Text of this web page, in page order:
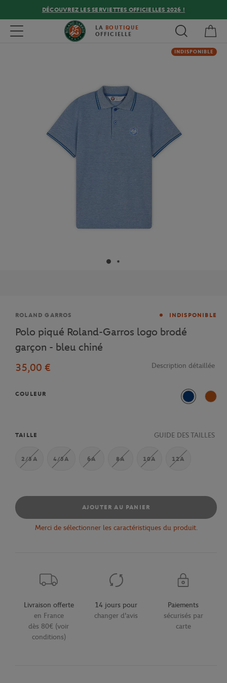
DÉCOUVREZ LES SERVIETTES OFFICIELLES 2026 !
Toggle navigation LA BOUTIQUE
OFFICIELLE
INDISPONIBLE
Marque
ROLAND GARROS INDISPONIBLE
Polo piqué Roland-Garros logo brodé
garçon - bleu chiné
35,00 €
Description détaillée
COULEUR
Bleu chine
TAILLE GUIDE DES TAILLES
2/3A 4/5A 6A 8A 10A 12A
AJOUTER AU PANIER
Merci de sélectionner les caractéristiques du produit.
Livraison offerte
en France
dès 80€ (voir
conditions)
14 jours pour
changer d'avis
Paiements
sécurisés par
carte